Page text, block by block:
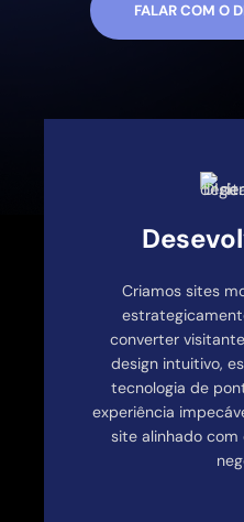
FALAR COM O
Criamos sites
converter
design intuitivo,
tecnologia de
experiência
site alinhado com